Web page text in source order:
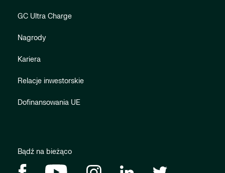
GC Ultra Charge
Nagrody
Kariera
Relacje inwestorskie
Dofinansowania UE
Bądź na bieżąco